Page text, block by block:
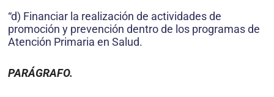
“d) Financiar la realización de actividades de
promoción y prevención dentro de los programas de
Atención Primaria en Salud.
PARÁGRAFO.